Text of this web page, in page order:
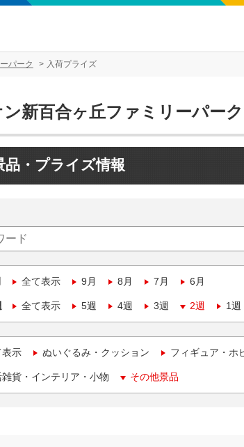
パーク 入荷プライズ
新百合ヶ丘ファミリーパーク
品・プライズ情報
全て表示 9月 8月 7月 6月
全て表示 5週 4週 3週 2週 1週
表示 ぬいぐるみ・クッション フィギュア・ホ
貨・インテリア・小物 その他景品